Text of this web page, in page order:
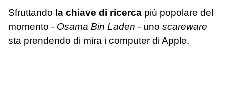
Sfruttando la chiave di ricerca più popolare del
momento - Osama Bin Laden - uno scareware
sta prendendo di mira i computer di Apple.